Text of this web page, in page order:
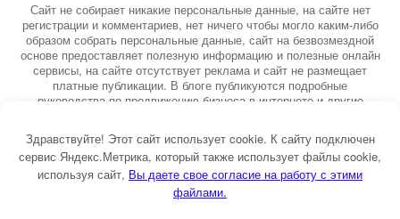
Сайт не собирает никакие персональные данные, на сайте нет
регистрации и комментариев, нет ничего чтобы могло каким-либо
образом собрать персональные данные, сайт на безвозмездной
основе предоставляет полезную информацию и полезные онлайн
сервисы, на сайте отсутствует реклама и сайт не размещает
платные публикации. В блоге публикуются подробные
руководства по продвижению бизнеса в интернете и другие
информацию о маркетинге, рекламе, копирайтинге и другие темы.
На сайте опубликовано более 3000 статей.
Тема от GoodwinPress.ru
Здравствуйте! Этот сайт использует cookie. К сайту подключен
сервис Яндекс.Метрика, который также использует файлы cookie,
используя сайт, ы даете свое согласие на работу с этими
файлами.